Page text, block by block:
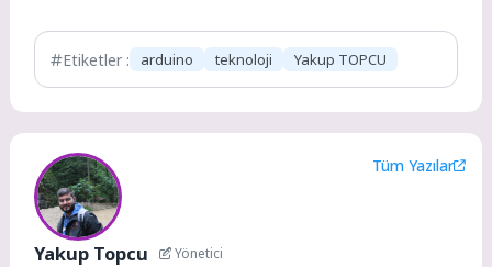
Etiketler : arduino teknoloji Yakup TOPCU
Yakup Topcu Yönetici
Tüm Yazılar